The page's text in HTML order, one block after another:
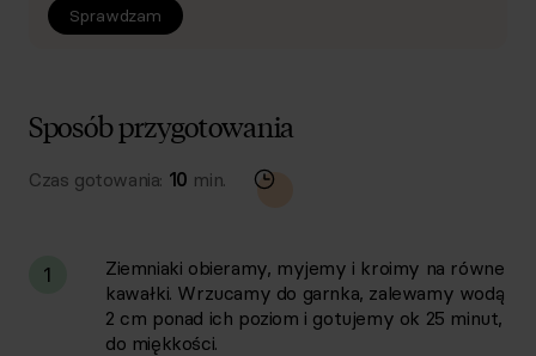
Sprawdzam
Sposób przygotowania
Czas gotowania: 10 min.
1
Ziemniaki obieramy, myjemy i kroimy na równe
kawałki. Wrzucamy do garnka, zalewamy wodą
2 cm ponad ich poziom i gotujemy ok 25 minut,
do miękkości.